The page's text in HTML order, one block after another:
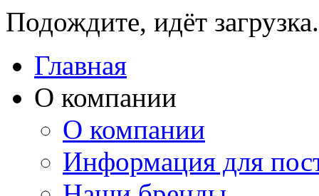
Подождите, идёт
Главная
О компании
О компании
Информация для